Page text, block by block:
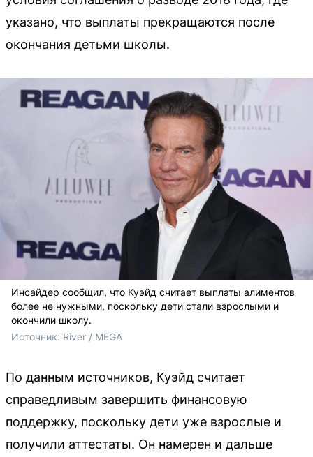
указано, что выплаты прекращаются после
окончания детьми школы.
Инсайдер сообщил, что Куэйд считает выплаты алиментов
более не нужными, поскольку дети стали взрослыми и
окончили школу.
Источник: River / MEGA
По данным источников, Куэйд считает
справедливым завершить финансовую
поддержку, поскольку дети уже взрослые и
получили аттестаты. Он намерен и дальше